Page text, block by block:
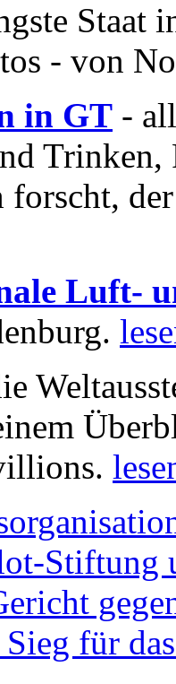
Staat
- von
in GT -
forscht,
Luft-
Stiftung
für